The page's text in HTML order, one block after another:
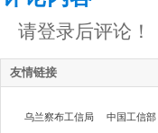
请登录后评论！
友情链接
乌兰察布工信局 中国工信部